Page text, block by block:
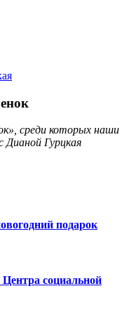
среди которых наши
Гурцкая
подарок
социальной